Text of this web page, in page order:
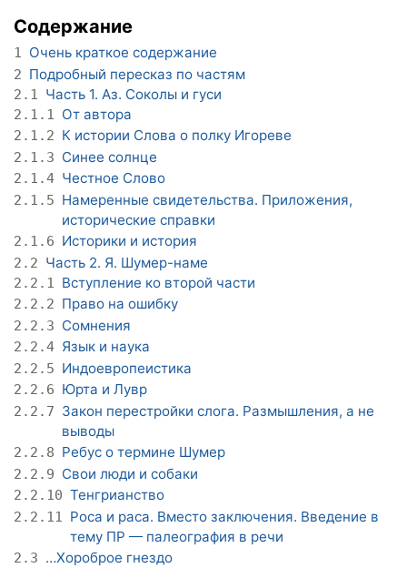
Содержание
1 Очень краткое содержание
2 Подробный пересказ по частям
2.1 Часть 1. Аз. Соколы и гуси
2.1.1 От автора
2.1.2 К истории Слова о полку Игореве
2.1.3 Синее солнце
2.1.4 Честное Слово
2.1.5 Намеренные свидетельства. Приложения,
исторические справки
2.1.6 Историки и история
2.2 Часть 2. Я. Шумер-наме
2.2.1 Вступление ко второй части
2.2.2 Право на ошибку
2.2.3 Сомнения
2.2.4 Язык и наука
2.2.5 Индоевропеистика
2.2.6 Юрта и Лувр
2.2.7 Закон перестройки слога. Размышления, а не
выводы
2.2.8 Ребус о термине Шумер
2.2.9 Свои люди и собаки
2.2.10 Тенгрианство
2.2.11 Роса и раса. Вместо заключения. Введение в
тему ПР — палеография в речи
2.3 …Хороброе гнездо